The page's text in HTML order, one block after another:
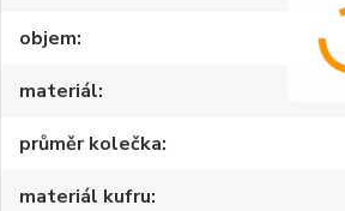
objem
materiál
průměr kolečka
materiál kufru